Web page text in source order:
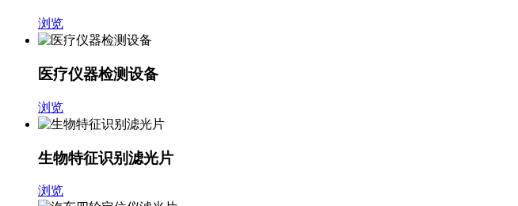
浏览
医疗仪器检测设备
浏览
生物特征识别滤光片
浏览